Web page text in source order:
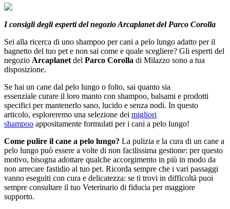
I consigli degli esperti del negozio Arcaplanet del Parco Corolla
Sei alla ricerca di uno shampoo per cani a pelo lungo adatto per il
bagnetto del tuo pet e non sai come e quale scegliere? Gli esperti del
negozio Arcaplanetdel Parco Corolla di Milazzo sono a tua
disposizione.
Se hai un cane dal pelo lungo o folto, sai quanto sia
essenziale curare il loro manto con shampoo, balsami e prodotti
specifici per mantenerlo sano, lucido e senza nodi. In questo
articolo, esploreremo una selezione dei migliori
shampoo appositamente formulati per i cani a pelo lungo!
Come pulire il cane a pelo lungo? La pulizia e la cura di un cane a
pelo lungo può essere a volte di non facilissima gestione: per questo
motivo, bisogna adottare qualche accorgimento in più in modo da
non arrecare fastidio al tuo pet. Ricorda sempre che i vari passaggi
vanno eseguiti con cura e delicatezza: se ti trovi in difficoltà puoi
sempre consultare il tuo Veterinario di fiducia per maggiore
supporto.